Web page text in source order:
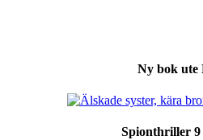
Ny bok ute
Spionthriller 9